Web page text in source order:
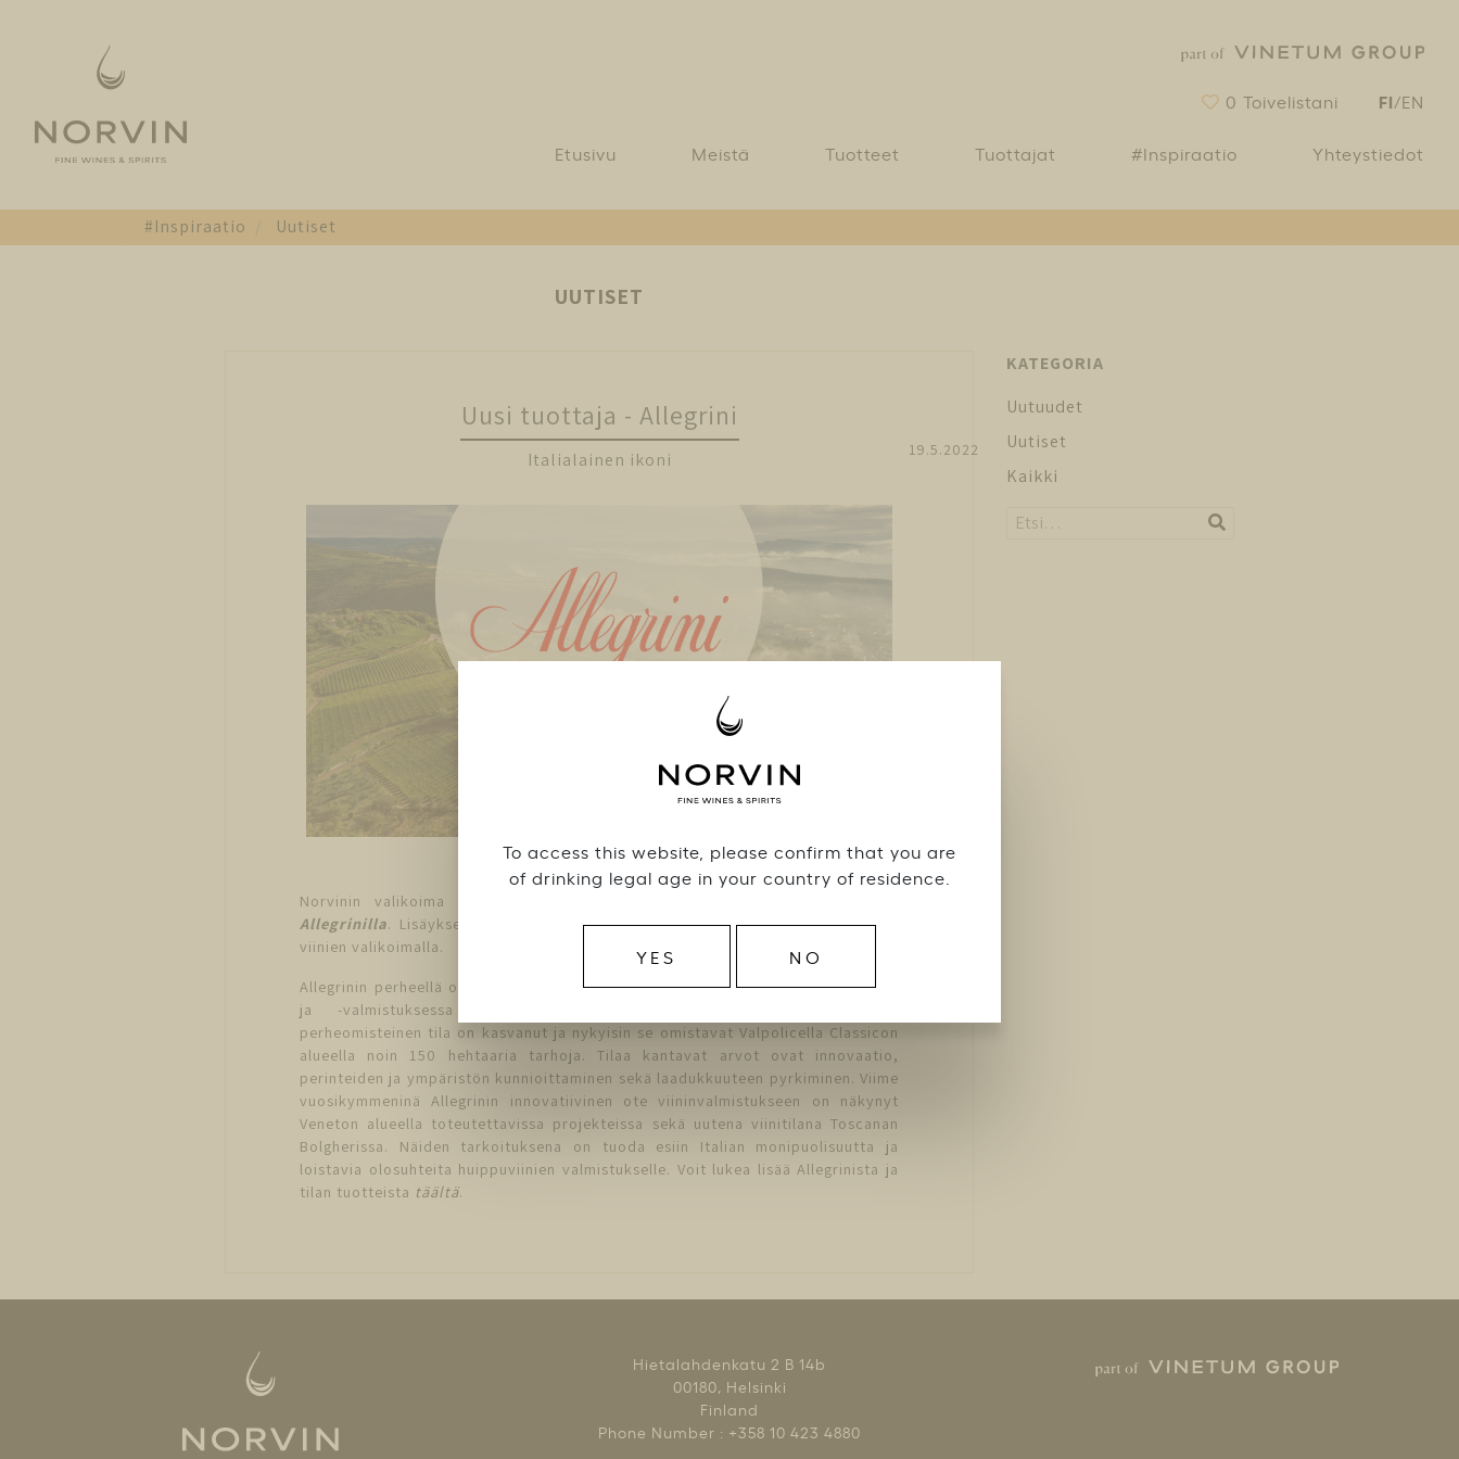
To access this website, please confirm that you are
of drinking legal age in your country of residence.
YES NO
0 Toivelistani FI/EN
Etusivu Meistä Tuotteet Tuottajat #Inspiraatio Yhteystiedot
#Inspiraatio Uutiset
UUTISET
Uusi tuottaja - Allegrini
Italialainen ikoni 19.5.2022
Norvinin valikoima on kasvanut yhdellä Italian tunnetuimmalla viinitalolla,
Allegrinilla. Lisäyksen myötä voimme palvella entistä laajemmalla italialaisten
viinien valikoimalla.
Allegrinin perheellä on ollut merkittävä rooli Valpolicellan alueen viininviljelyssä
ja -valmistuksessa jo 1500-luvulta saakka. Vuosisatojen saatossa
perheomisteinen tila on kasvanut ja nykyisin se omistavat Valpolicella Classicon
alueella noin 150 hehtaaria tarhoja. Tilaa kantavat arvot ovat innovaatio,
perinteiden ja ympäristön kunnioittaminen sekä laadukkuuteen pyrkiminen. Viime
vuosikymmeninä Allegrinin innovatiivinen ote viininvalmistukseen on näkynyt
Veneton alueella toteutettavissa projekteissa sekä uutena viinitilana Toscanan
Bolgherissa. Näiden tarkoituksena on tuoda esiin Italian monipuolisuutta ja
loistavia olosuhteita huippuviinien valmistukselle. Voit lukea lisää Allegrinista ja
tilan tuotteista täältä.
KATEGORIA
Uutuudet
Uutiset
Kaikki
Hietalahdenkatu 2 B 14b
00180, Helsinki
Finland
Phone Number : +358 10 423 4880